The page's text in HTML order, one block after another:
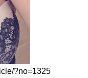
?no=1325